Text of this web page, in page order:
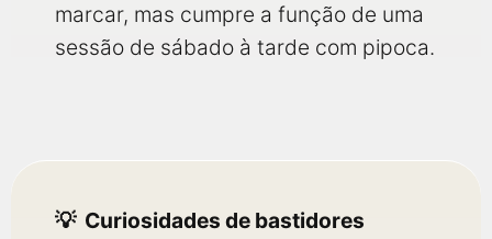
marcar, mas cumpre a função de uma
sessão de sábado à tarde com pipoca.
Curiosidades de bastidores